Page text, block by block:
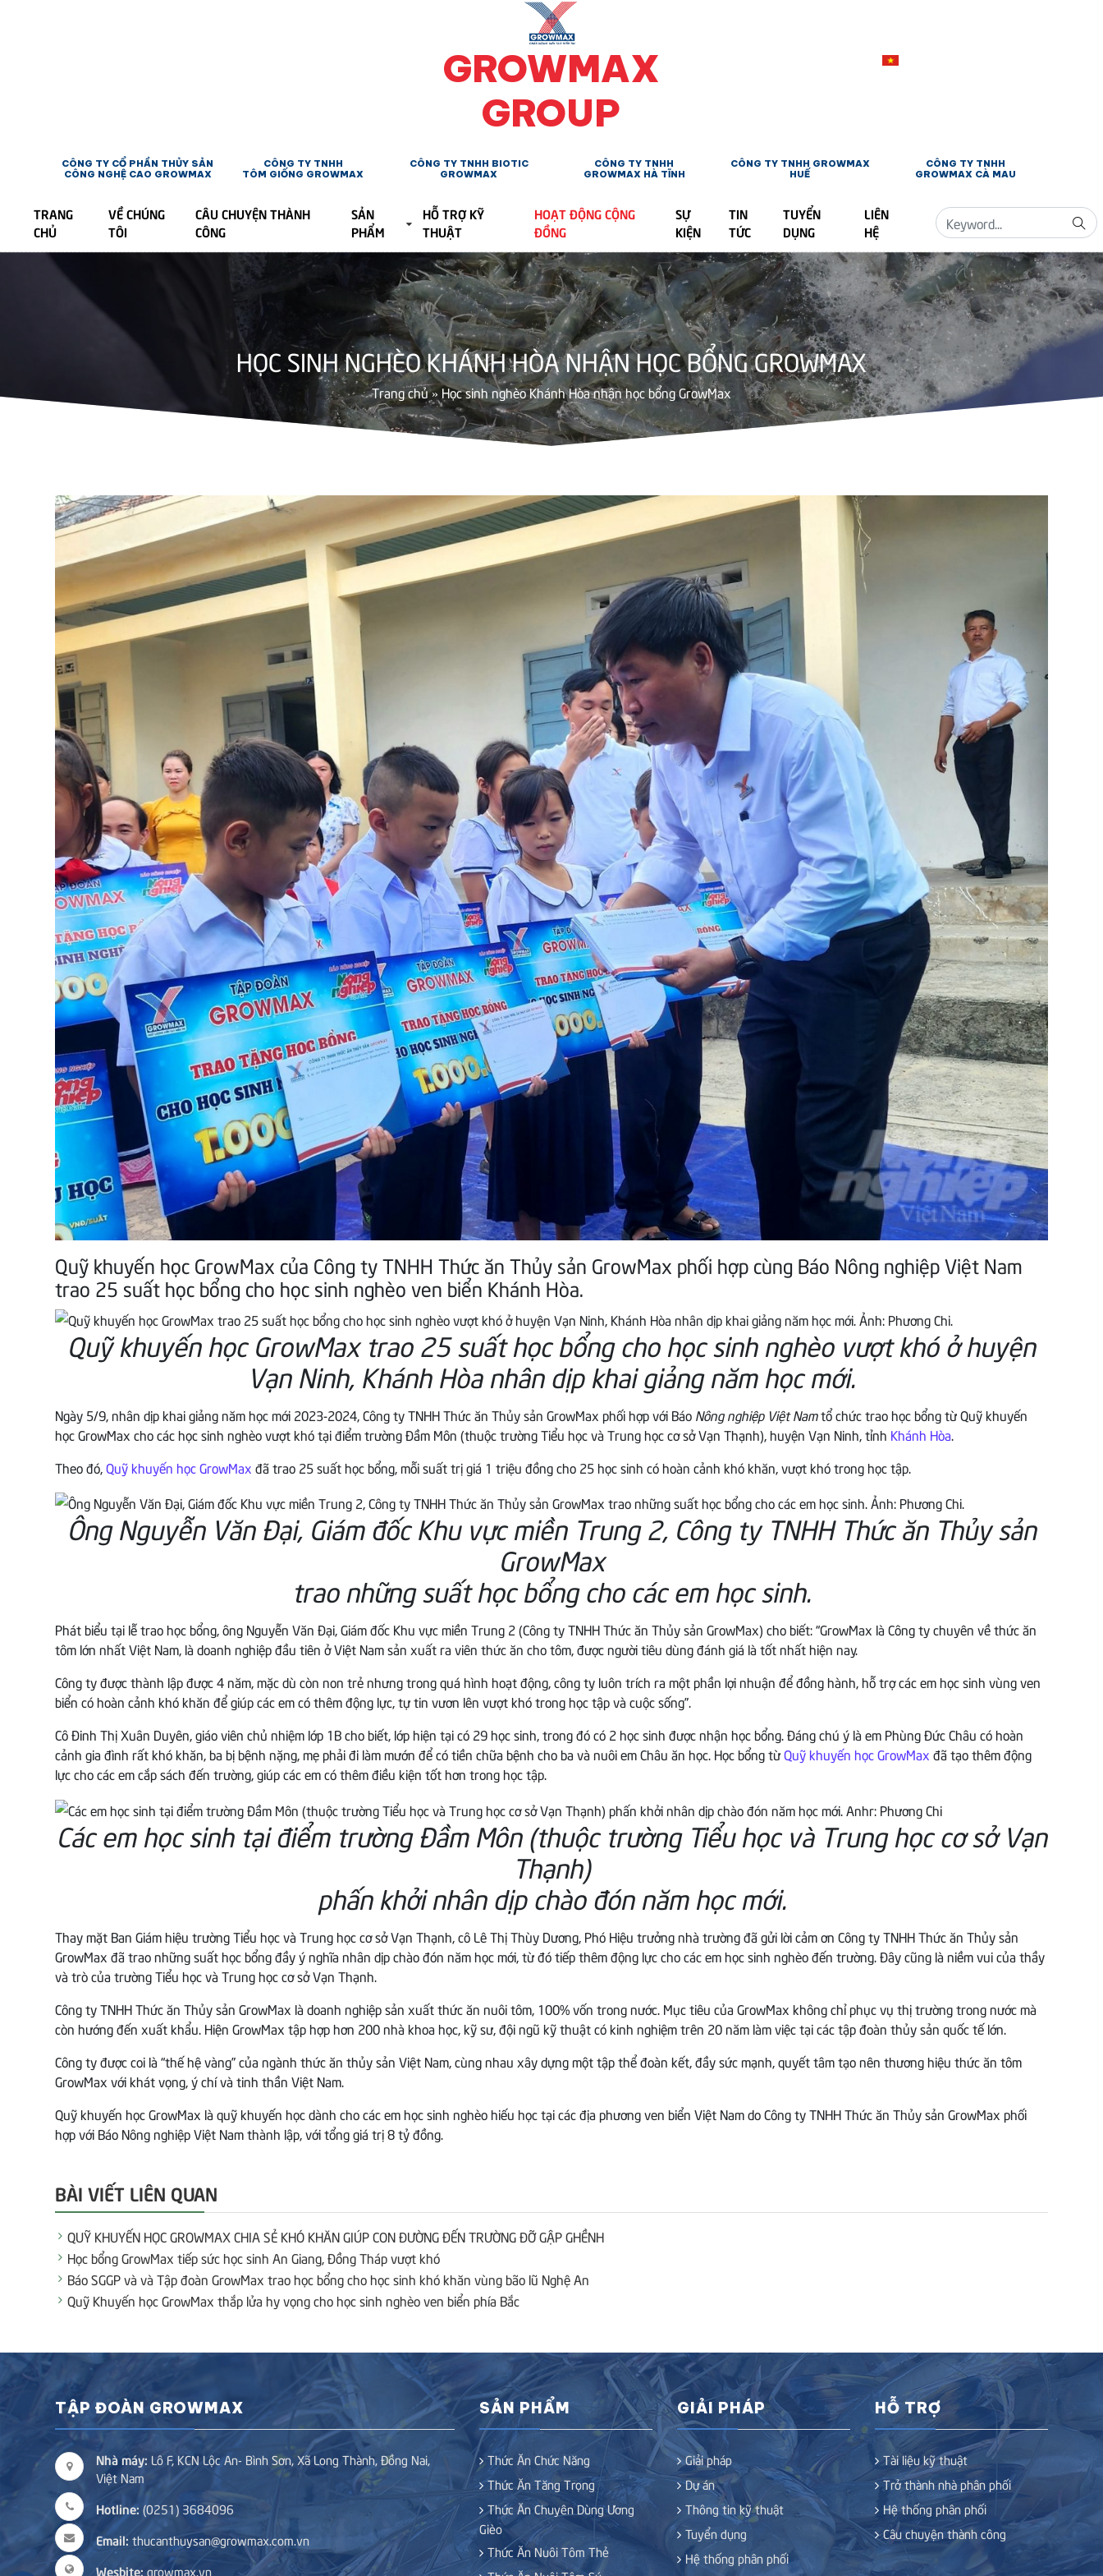
GROWMAX
GROUP
CÔNG TY CỔ PHẦN THỦY SẢN
CÔNG NGHỆ CAO GROWMAX
CÔNG TY TNHH
TÔM GIỐNG GROWMAX
CÔNG TY TNHH BIOTIC
GROWMAX
CÔNG TY TNHH
GROWMAX HÀ TĨNH
CÔNG TY TNHH GROWMAX
HUẾ
CÔNG TY TNHH
GROWMAX CÀ MAU
TRANG
CHỦ
VỀ CHÚNG
TÔI
CÂU CHUYỆN THÀNH
CÔNG
SẢN
PHẨM
HỖ TRỢ KỸ
THUẬT
HOẠT ĐỘNG CỘNG
ĐỒNG
SỰ
KIỆN
TIN
TỨC
TUYỂN
DỤNG
LIÊN
HỆ
HỌC SINH NGHÈO KHÁNH HÒA NHẬN HỌC BỔNG GROWMAX
Trang chủ»Học sinh nghèo Khánh Hòa nhận học bổng GrowMax
Quỹ khuyến học GrowMax của Công ty TNHH Thức ăn Thủy sản GrowMax phối hợp cùng Báo Nông nghiệp Việt Nam
trao 25 suất học bổng cho học sinh nghèo ven biển Khánh Hòa.
Quỹ khuyến học GrowMax trao 25 suất học bổng cho học sinh nghèo vượt khó ở huyện
Vạn Ninh, Khánh Hòa nhân dịp khai giảng năm học mới.
Ngày 5/9, nhân dịp khai giảng năm học mới 2023-2024, Công ty TNHH Thức ăn Thủy sản GrowMax phối hợp với Báo Nông nghiệp Việt Namtổ chức trao học bổng từ Quỹ khuyến
học GrowMax cho các học sinh nghèo vượt khó tại điểm trường Đầm Môn (thuộc trường Tiểu học và Trung học cơ sở Vạn Thạnh), huyện Vạn Ninh, tỉnh Khánh Hòa.
Theo đó, Quỹ khuyến học GrowMax đã trao 25 suất học bổng, mỗi suất trị giá 1 triệu đồng cho 25 học sinh có hoàn cảnh khó khăn, vượt khó trong học tập.
Ông Nguyễn Văn Đại, Giám đốc Khu vực miền Trung 2, Công ty TNHH Thức ăn Thủy sản
GrowMax
trao những suất học bổng cho các em học sinh.
Phát biểu tại lễ trao học bổng, ông Nguyễn Văn Đại, Giám đốc Khu vực miền Trung 2 (Công ty TNHH Thức ăn Thủy sản GrowMax) cho biết: “GrowMax là Công ty chuyên về thức ăn
tôm lớn nhất Việt Nam, là doanh nghiệp đầu tiên ở Việt Nam sản xuất ra viên thức ăn cho tôm, được người tiêu dùng đánh giá là tốt nhất hiện nay.
Công ty được thành lập được 4 năm, mặc dù còn non trẻ nhưng trong quá hình hoạt động, công ty luôn trích ra một phần lợi nhuận để đồng hành, hỗ trợ các em học sinh vùng ven
biển có hoàn cảnh khó khăn để giúp các em có thêm động lực, tự tin vươn lên vượt khó trong học tập và cuộc sống”.
Cô Đinh Thị Xuân Duyên, giáo viên chủ nhiệm lớp 1B cho biết, lớp hiện tại có 29 học sinh, trong đó có 2 học sinh được nhận học bổng. Đáng chú ý là em Phùng Đức Châu có hoàn
cảnh gia đình rất khó khăn, ba bị bệnh nặng, mẹ phải đi làm mướn để có tiền chữa bệnh cho ba và nuôi em Châu ăn học. Học bổng từQuỹ khuyến học GrowMax đã tạo thêm động
lực cho các em cắp sách đến trường, giúp các em có thêm điều kiện tốt hơn trong học tập.
Các em học sinh tại điểm trường Đầm Môn (thuộc trường Tiểu học và Trung học cơ sở Vạn
Thạnh)
phấn khởi nhân dịp chào đón năm học mới.
Thay mặt Ban Giám hiệu trường Tiểu học và Trung học cơ sở Vạn Thạnh, cô Lê Thị Thùy Dương, Phó Hiệu trưởng nhà trường đã gửi lời cảm ơn Công ty TNHH Thức ăn Thủy sản
GrowMax đã trao những suất học bổng đầy ý nghĩa nhân dịp chào đón năm học mới, từ đó tiếp thêm động lực cho các em học sinh nghèo đến trường. Đây cũng là niềm vui của thầy
và trò của trường Tiểu học và Trung học cơ sở Vạn Thạnh.
Công ty TNHH Thức ăn Thủy sản GrowMax là doanh nghiệp sản xuất thức ăn nuôi tôm, 100% vốn trong nước. Mục tiêu của GrowMax không chỉ phục vụ thị trường trong nước mà
còn hướng đến xuất khẩu. Hiện GrowMax tập hợp hơn 200 nhà khoa học, kỹ sư, đội ngũ kỹ thuật có kinh nghiệm trên 20 năm làm việc tại các tập đoàn thủy sản quốc tế lớn.
Công ty được coi là “thế hệ vàng” của ngành thức ăn thủy sản Việt Nam, cùng nhau xây dựng một tập thể đoàn kết, đầy sức mạnh, quyết tâm tạo nên thương hiệu thức ăn tôm
GrowMax với khát vọng, ý chí và tinh thần Việt Nam.
Quỹ khuyến học GrowMax là quỹ khuyến học dành cho các em học sinh nghèo hiếu học tại các địa phương ven biển Việt Nam do Công ty TNHH Thức ăn Thủy sản GrowMax phối
hợp với Báo Nông nghiệp Việt Nam thành lập, với tổng giá trị 8 tỷ đồng.
BÀI VIẾT LIÊN QUAN
QUỸ KHUYẾN HỌC GROWMAX CHIA SẺ KHÓ KHĂN GIÚP CON ĐƯỜNG ĐẾN TRƯỜNG ĐỠ GẬP GHỀNH
Học bổng GrowMax tiếp sức học sinh An Giang, Đồng Tháp vượt khó
Báo SGGP và và Tập đoàn GrowMax trao học bổng cho học sinh khó khăn vùng bão lũ Nghệ An
Quỹ Khuyến học GrowMax thắp lửa hy vọng cho học sinh nghèo ven biển phía Bắc
TẬP ĐOÀN GROWMAX
Nhà máy: Lô F, KCN Lộc An- Bình Sơn, Xã Long Thành, Đồng Nai,
Việt Nam
Hotline: (0251) 3684096
Email: thucanthuysan@growmax.com.vn
Wesbite: growmax.vn
SẢN PHẨM
Thức Ăn Chức Năng
Thức Ăn Tăng Trọng
Thức Ăn Chuyên Dùng Ương
Gièo
Thức Ăn Nuôi Tôm Thẻ
GIẢI PHÁP
Giải pháp
Dự án
Thông tin kỹ thuật
Tuyển dụng
Hệ thống phân phối
HỖ TRỢ
Tài liệu kỹ thuật
Trở thành nhà phân phối
Hệ thống phân phối
Câu chuyện thành công